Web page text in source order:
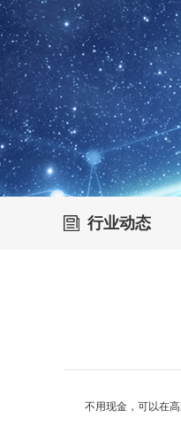
行业动态
不用现金，可以在高